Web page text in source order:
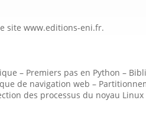
site www.editions-eni.fr.
– Premiers pas en Python –
de navigation web –
des processus du noyau Linux